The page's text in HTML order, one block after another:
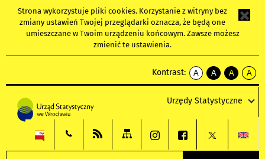
Strona wykorzystuje pliki cookies. Korzystanie z witryny bez
zmiany ustawień Twojej przeglądarki oznacza, że będą one
umieszczane w Twoim urządzeniu końcowym. Zawsze możesz
zmienić te ustawienia.
Kontrast:
A
kontrast
A
kontrast
tekst
czarnym
A
kontrast
tekst
czarnym
A
tekst
żółtym
Urzędy Statystyczne